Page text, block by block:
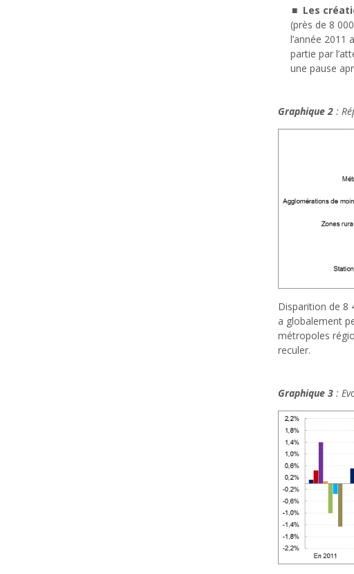
Les
(près de 8
l’année 2011
partie par
une pause
Graphique 2 :
Disparition de 8
a globalement
métropoles
reculer.
Graphique 3 :